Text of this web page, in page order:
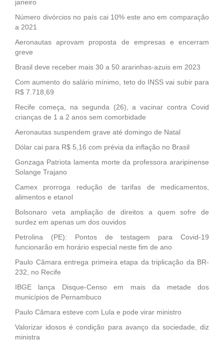
janeiro
Número divórcios no país cai 10% este ano em comparação
a 2021
Aeronautas aprovam proposta de empresas e encerram
greve
Brasil deve receber mais 30 a 50 ararinhas-azuis em 2023
Com aumento do salário mínimo, teto do INSS vai subir para
R$ 7.718,69
Recife começa, na segunda (26), a vacinar contra Covid
crianças de 1 a 2 anos sem comorbidade
Aeronautas suspendem grave até domingo de Natal
Dólar cai para R$ 5,16 com prévia da inflação no Brasil
Gonzaga Patriota lamenta morte da professora araripinense
Solange Trajano
Camex prorroga redução de tarifas de medicamentos,
alimentos e etanol
Bolsonaro veta ampliação de direitos a quem sofre de
surdez em apenas um dos ouvidos
Petrolina (PE): Pontos de testagem para Covid-19
funcionarão em horário especial neste fim de ano
Paulo Câmara entrega primeira etapa da triplicação da BR-
232, no Recife
IBGE lança Disque-Censo em mais da metade dos
municípios de Pernambuco
Paulo Câmara esteve com Lula e pode virar ministro
Valorizar idosos é condição para avanço da sociedade, diz
ministra